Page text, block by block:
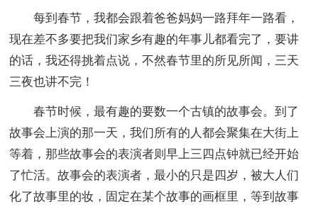
每到春节，我都会跟着爸爸妈妈一路拜年一路看，
现在差不多要把我们家乡有趣的年事儿都看完了，要讲
的话，我还得挑着点说，不然春节里的所见所闻，三天
三夜也讲不完！
春节时候，最有趣的要数一个古镇的故事会。到了
故事会上演的那一天，我们所有的人都会聚集在大街上
等着，那些故事会的表演者则早上三四点钟就已经开始
了忙活。故事会的表演者，最小的只是四岁，被大人们
化了故事里的妆，固定在某个故事的画框里，等到故事